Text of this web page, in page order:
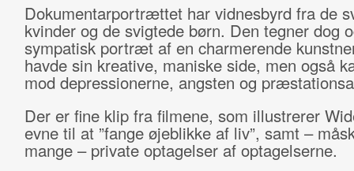
Dokumentarportrættet har vidnesbyrd fra de
kvinder og de svigtede børn. Den tegner dog
sympatisk portræt af en charmerende
havde sin kreative, maniske side, men også
mod depressionerne, angsten og
Der er fine klip fra filmene, som illustrerer
evne til at ”fange øjeblikke af liv”, samt –
mange – private optagelser af optagelserne.